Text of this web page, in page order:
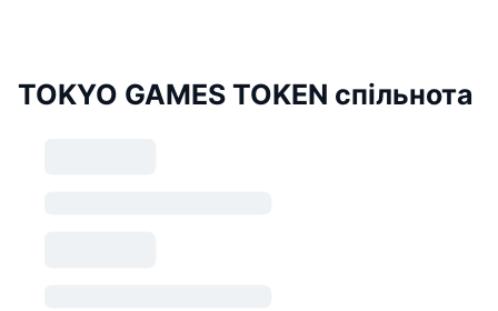
TOKYO GAMES TOKEN спільнота